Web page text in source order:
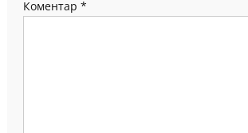
Коментар *